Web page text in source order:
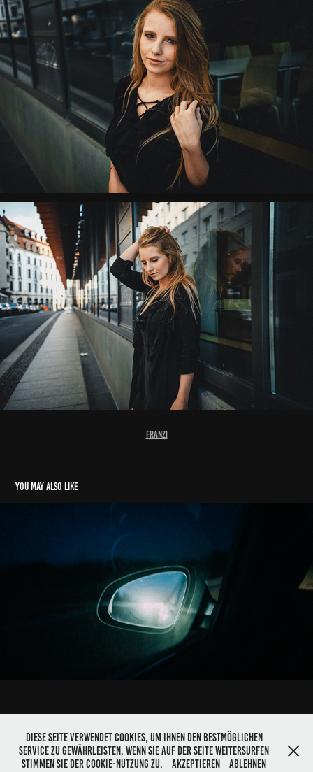
Franzi
You may also like
Analog
2019
Imprint|Data Protection| © 2025 Christian Lindau. All rights reserved
Diese Seite verwendet Cookies, um Ihnen den bestmöglichen
Service zu gewährleisten. Wenn Sie auf der Seite weitersurfen
stimmen Sie der Cookie-Nutzung zu.
Akzeptieren Ablehnen